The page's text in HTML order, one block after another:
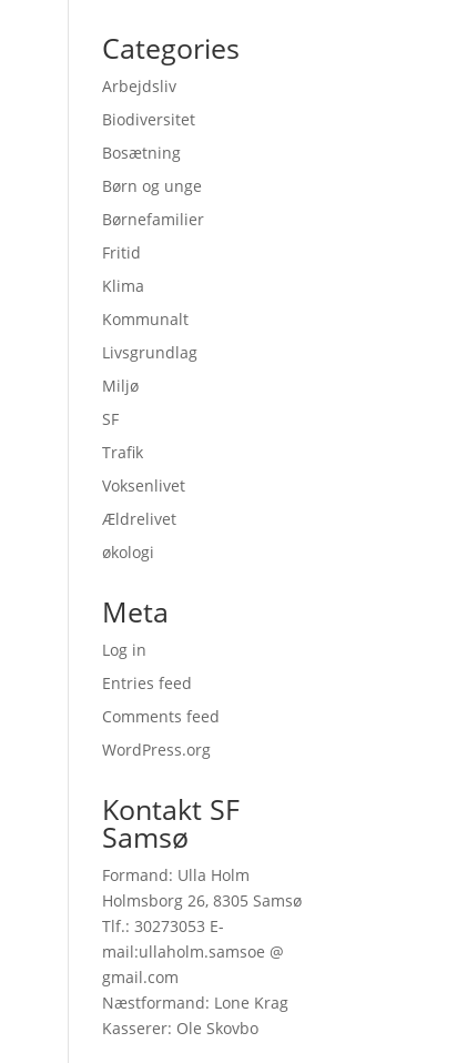
Categories
Arbejdsliv
Biodiversitet
Bosætning
Børn og unge
Børnefamilier
Fritid
Klima
Kommunalt
Livsgrundlag
Miljø
SF
Trafik
Voksenlivet
Ældrelivet
økologi
Meta
Log in
Entries feed
Comments feed
WordPress.org
Kontakt SF
Samsø
Formand: Ulla Holm
Holmsborg 26, 8305 Samsø
Tlf.: 30273053 E-
mail:ullaholm.samsoe @
gmail.com
Næstformand: Lone Krag
Kasserer: Ole Skovbo